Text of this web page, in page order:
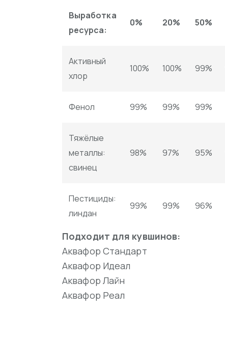
Выработка
ресурса:
0% 20% 50%
Активный
хлор
100% 100% 99%
Фенол 99% 99% 99%
Тяжёлые
металлы:
свинец
98% 97% 95%
Пестициды:
линдан
99% 99% 96%
Подходит для кувшинов:
Аквафор Стандарт
Аквафор Идеал
Аквафор Лайн
Аквафор Реал